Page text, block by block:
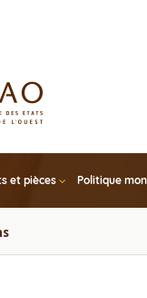
et pièces Politique